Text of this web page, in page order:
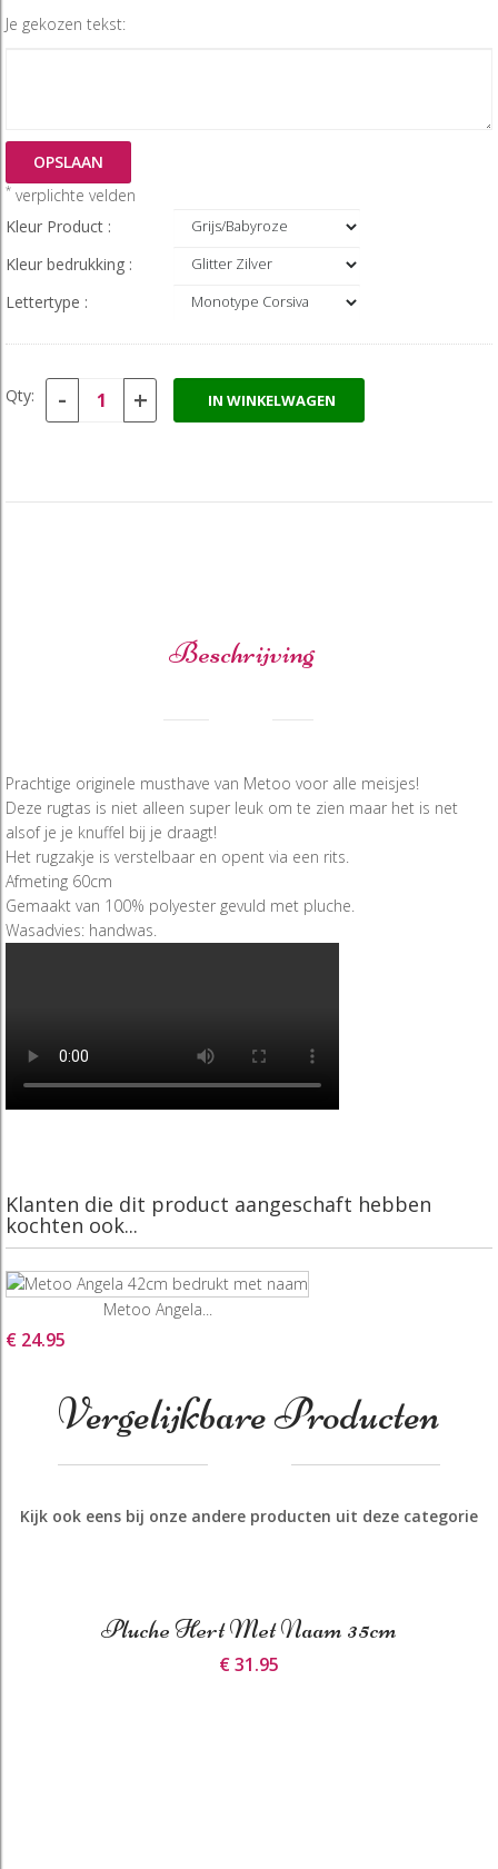
Je gekozen tekst:
OPSLAAN
* verplichte velden
Kleur Product :
Kleur bedrukking :
Lettertype :
Qty: - + IN WINKELWAGEN
Beschrijving
Prachtige originele musthave van Metoo voor alle meisjes!
Deze rugtas is niet alleen super leuk om te zien maar het is net
alsof je je knuffel bij je draagt!
Het rugzakje is verstelbaar en opent via een rits.
Afmeting 60cm
Gemaakt van 100% polyester gevuld met pluche.
Wasadvies: handwas.
Klanten die dit product aangeschaft hebben
kochten ook...
Metoo Angela...
€ 24.95
Vergelijkbare Producten
Kijk ook eens bij onze andere producten uit deze categorie
Pluche Hert Met Naam 35cm
€ 31.95